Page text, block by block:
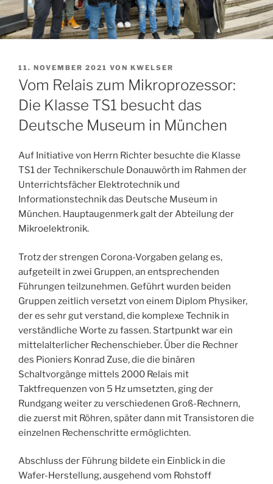
VERÖFFENTLICHT
AM
11. NOVEMBER 2021 VON KWELSER
Vom Relais zum Mikroprozessor:
Die Klasse TS1 besucht das
Deutsche Museum in München
Auf Initiative von Herrn Richter besuchte die Klasse
TS1 der Technikerschule Donauwörth im Rahmen der
Unterrichtsfächer Elektrotechnik und
Informationstechnik das Deutsche Museum in
München. Hauptaugenmerk galt der Abteilung der
Mikroelektronik.
Trotz der strengen Corona-Vorgaben gelang es,
aufgeteilt in zwei Gruppen, an entsprechenden
Führungen teilzunehmen. Geführt wurden beiden
Gruppen zeitlich versetzt von einem Diplom Physiker,
der es sehr gut verstand, die komplexe Technik in
verständliche Worte zu fassen. Startpunkt war ein
mittelalterlicher Rechenschieber. Über die Rechner
des Pioniers Konrad Zuse, die die binären
Schaltvorgänge mittels 2000 Relais mit
Taktfrequenzen von 5 Hz umsetzten, ging der
Rundgang weiter zu verschiedenen Groß-Rechnern,
die zuerst mit Röhren, später dann mit Transistoren die
einzelnen Rechenschritte ermöglichten.
Abschluss der Führung bildete ein Einblick in die
Wafer-Herstellung, ausgehend vom Rohstoff